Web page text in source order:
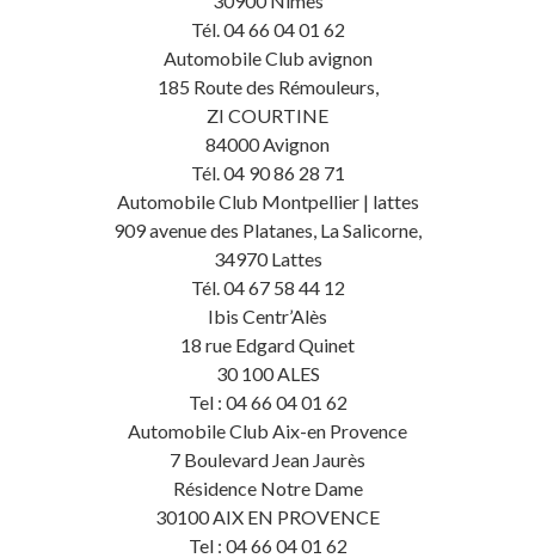
Tél. 04 66 04 01 62
Automobile Club avignon
185 Route des Rémouleurs,
ZI COURTINE
84000 Avignon
Tél. 04 90 86 28 71
Automobile Club Montpellier | lattes
909 avenue des Platanes, La Salicorne,
34970 Lattes
Tél. 04 67 58 44 12
Ibis Centr’Alès
18 rue Edgard Quinet
30 100 ALES
Tel : 04 66 04 01 62
Automobile Club Aix-en Provence
7 Boulevard Jean Jaurès
Résidence Notre Dame
30100 AIX EN PROVENCE
Tel : 04 66 04 01 62